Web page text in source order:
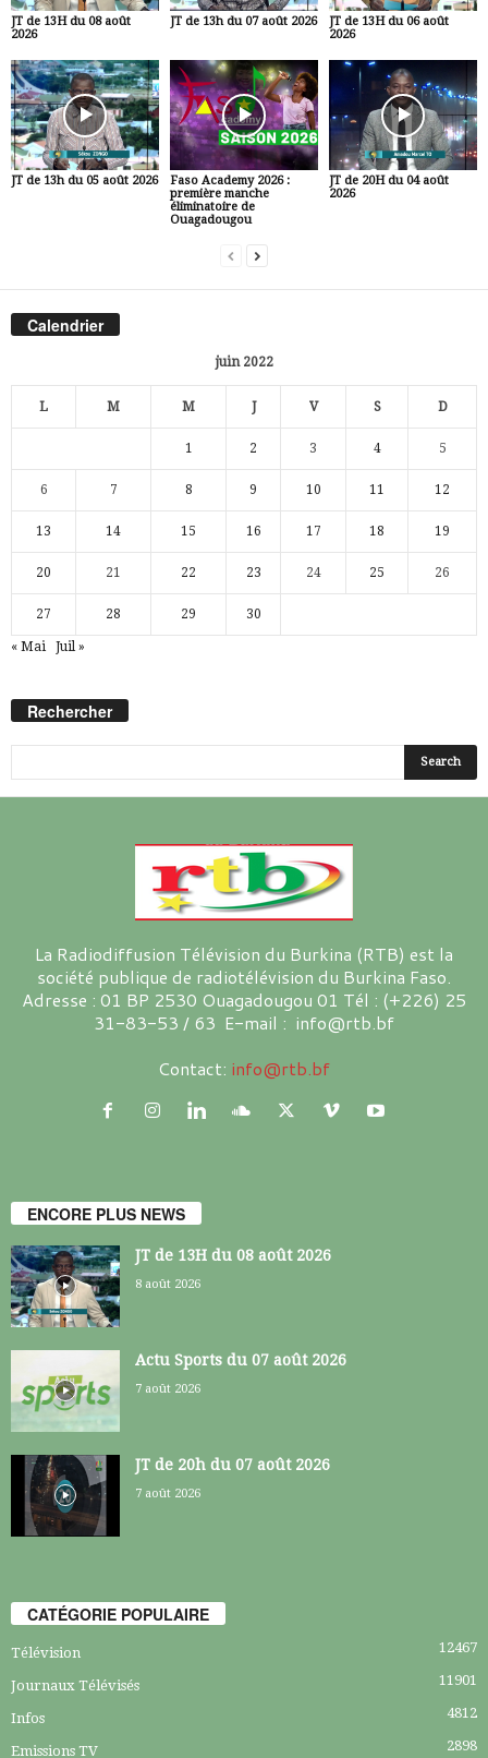
JT de 13H du 08 août
2026
JT de 13h du 07 août 2026
JT de 13H du 06 août
2026
JT de 13h du 05 août 2026
Faso Academy 2026 :
première manche
éliminatoire de
Ouagadougou
JT de 20H du 04 août
2026
Calendrier
juin 2022
L M M J V S D
1 2 3 4 5
6 7 8 9 10 11 12
13 14 15 16 17 18 19
20 21 22 23 24 25 26
27 28 29 30
« Mai Juil »
Rechercher
La Radiodiffusion Télévision du Burkina (RTB) est la
société publique de radiotélévision du Burkina Faso.
Adresse : 01 BP 2530 Ouagadougou 01 Tél : (+226) 25
31-83-53 / 63 E-mail : info@rtb.bf
Contact: info@rtb.bf
ENCORE PLUS NEWS
JT de 13H du 08 août 2026
8 août 2026
Actu Sports du 07 août 2026
7 août 2026
JT de 20h du 07 août 2026
7 août 2026
CATÉGORIE POPULAIRE
Télévision 12467
Journaux Télévisés 11901
Infos 4812
Emissions TV 2898